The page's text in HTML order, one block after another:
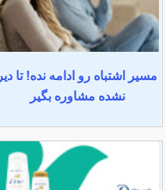
مسیر اشتباه رو ادامه نده! تا دیر
نشده مشاوره بگیر